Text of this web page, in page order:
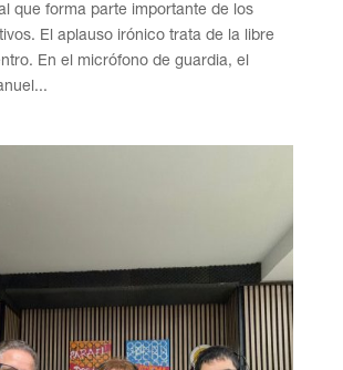
que forma parte importante de los
El aplauso irónico trata de la libre
En el micrófono de guardia, el